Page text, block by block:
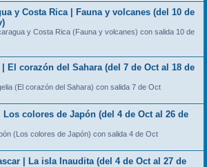
y Costa Rica | Fauna y volcanes (del 10 de
y Costa Rica (Fauna y volcanes) con salida 10 de
El corazón del Sahara (del 7 de Oct al 18 de
(El corazón del Sahara) con salida 7 de Oct
Los colores de Japón (del 4 de Oct al 26 de
(Los colores de Japón) con salida 4 de Oct
| La isla Inaudita (del 4 de Oct al 27 de